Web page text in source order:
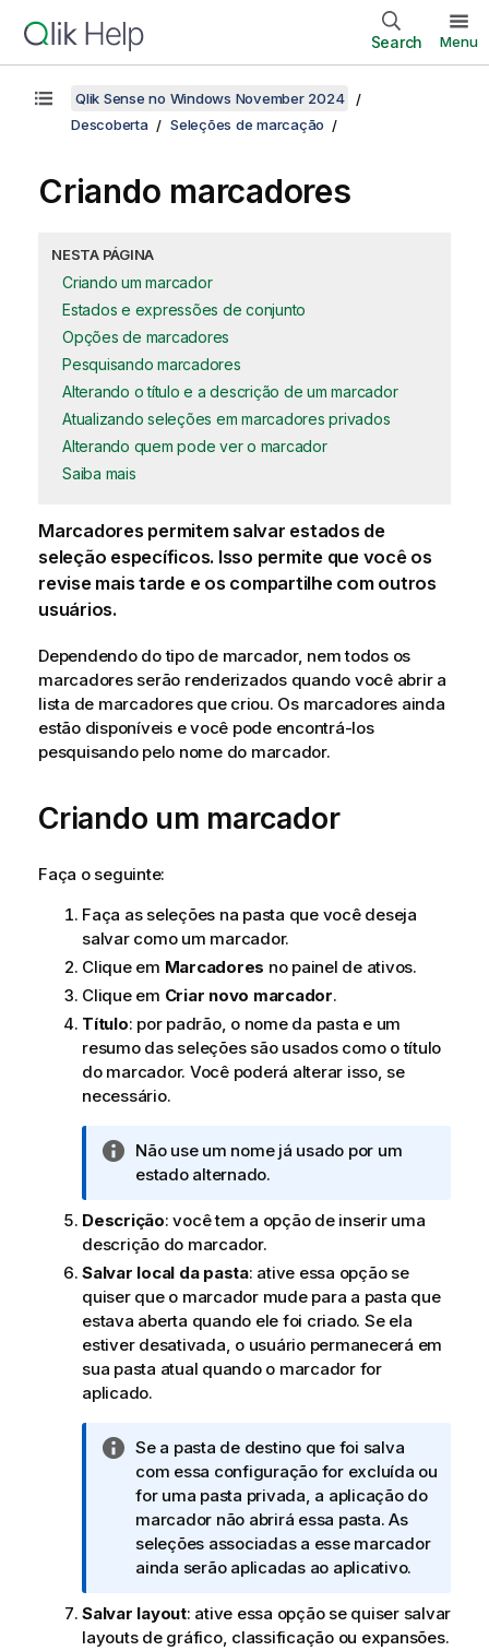
Search Menu
Qlik Sense no Windows November 2024
Descoberta
Seleções de marcação
Criando marcadores
NESTA PÁGINA
Criando um marcador
Estados e expressões de conjunto
Opções de marcadores
Pesquisando marcadores
Alterando o título e a descrição de um marcador
Atualizando seleções em marcadores privados
Alterando quem pode ver o marcador
Saiba mais
Marcadores permitem salvar estados de
seleção específicos. Isso permite que você os
revise mais tarde e os compartilhe com outros
usuários.
Dependendo do tipo de marcador, nem todos os
marcadores serão renderizados quando você abrir a
lista de marcadores que criou. Os marcadores ainda
estão disponíveis e você pode encontrá-los
pesquisando pelo nome do marcador.
Criando um marcador
Faça o seguinte:
Faça as seleções na pasta que você deseja
salvar como um marcador.
Clique em Marcadores no painel de ativos.
Clique em Criar novo marcador.
Título: por padrão, o nome da pasta e um
resumo das seleções são usados como o título
do marcador. Você poderá alterar isso, se
necessário.
N
o
a
i
n
f
o
r
m
a
i
a
Não use um nome já usado por um
estado alternado.
Descrição: você tem a opção de inserir uma
descrição do marcador.
Salvar local da pasta: ative essa opção se
quiser que o marcador mude para a pasta que
estava aberta quando ele foi criado. Se ela
estiver desativada, o usuário permanecerá em
sua pasta atual quando o marcador for
aplicado.
N
o
t
a
i
n
o
r
Se a pasta de destino que foi salva
com essa configuração for excluída ou
for uma pasta privada, a aplicação do
marcador não abrirá essa pasta. As
seleções associadas a esse marcador
ainda serão aplicadas ao aplicativo.
Salvar layout: ative essa opção se quiser salvar
layouts de gráfico, classificação ou expansões.